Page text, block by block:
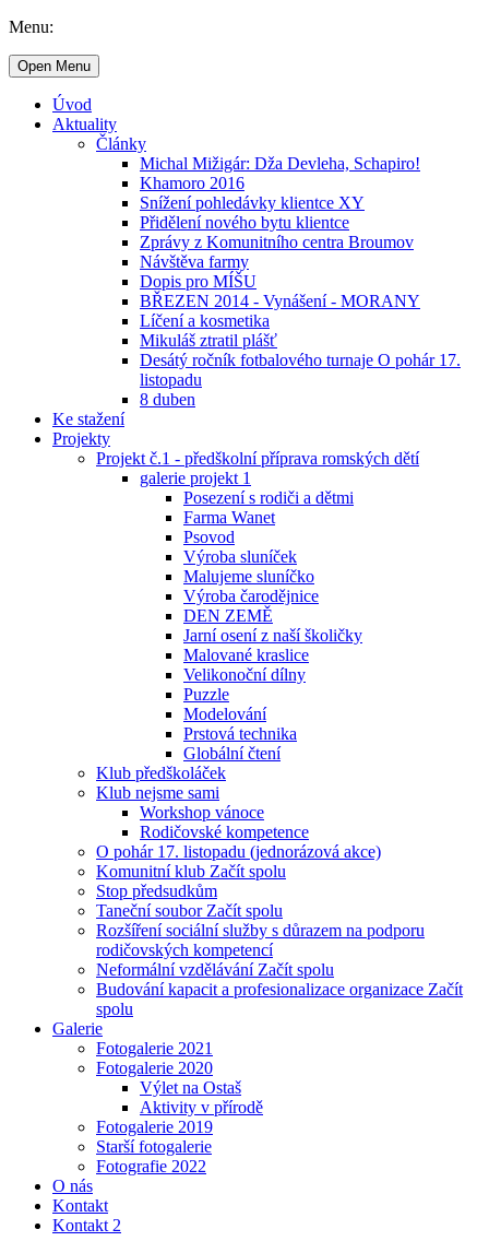
Menu:
Open Menu
Úvod
Aktuality
Články
Michal Mižigár: Dža Devleha, Schapiro!
Khamoro 2016
Snížení pohledávky klientce XY
Přidělení nového bytu klientce
Zprávy z Komunitního centra Broumov
Návštěva farmy
Dopis pro MÍŠU
BŘEZEN 2014 - Vynášení - MORANY
Líčení a kosmetika
Mikuláš ztratil plášť
Desátý ročník fotbalového turnaje O pohár 17.
listopadu
8 duben
Ke stažení
Projekty
Projekt č.1 - předškolní příprava romských dětí
galerie projekt 1
Posezení s rodiči a dětmi
Farma Wanet
Psovod
Výroba sluníček
Malujeme sluníčko
Výroba čarodějnice
DEN ZEMĚ
Jarní osení z naší školičky
Malované kraslice
Velikonoční dílny
Puzzle
Modelování
Prstová technika
Globální čtení
Klub předškoláček
Klub nejsme sami
Workshop vánoce
Rodičovské kompetence
O pohár 17. listopadu (jednorázová akce)
Komunitní klub Začít spolu
Stop předsudkům
Taneční soubor Začít spolu
Rozšíření sociální služby s důrazem na podporu
rodičovských kompetencí
Neformální vzdělávání Začít spolu
Budování kapacit a profesionalizace organizace Začít
spolu
Galerie
Fotogalerie 2021
Fotogalerie 2020
Výlet na Ostaš
Aktivity v přírodě
Fotogalerie 2019
Starší fotogalerie
Fotografie 2022
O nás
Kontakt
Kontakt 2